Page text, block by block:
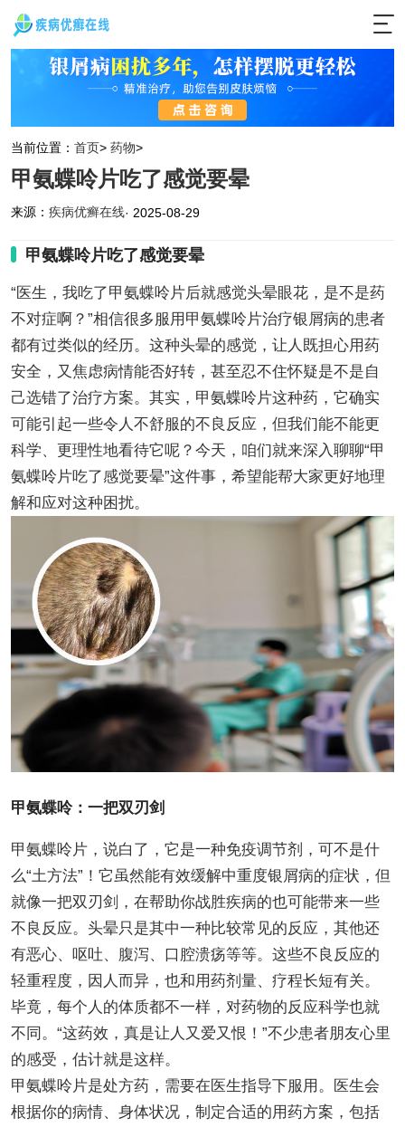
当前位置： 首页> 药物>
甲氨蝶呤片吃了感觉要晕
来源： 疾病优癣在线· 2025-08-29
甲氨蝶呤片吃了感觉要晕
“医生，我吃了甲氨蝶呤片后就感觉头晕眼花，是不是药
不对症啊？”相信很多服用甲氨蝶呤片治疗银屑病的患者
都有过类似的经历。这种头晕的感觉，让人既担心用药
安全，又焦虑病情能否好转，甚至忍不住怀疑是不是自
己选错了治疗方案。其实，甲氨蝶呤片这种药，它确实
可能引起一些令人不舒服的不良反应，但我们能不能更
科学、更理性地看待它呢？今天，咱们就来深入聊聊“甲
氨蝶呤片吃了感觉要晕”这件事，希望能帮大家更好地理
解和应对这种困扰。
甲氨蝶呤：一把双刃剑
甲氨蝶呤片，说白了，它是一种免疫调节剂，可不是什
么“土方法”！它虽然能有效缓解中重度银屑病的症状，但
就像一把双刃剑，在帮助你战胜疾病的也可能带来一些
不良反应。头晕只是其中一种比较常见的反应，其他还
有恶心、呕吐、腹泻、口腔溃疡等等。这些不良反应的
轻重程度，因人而异，也和用药剂量、疗程长短有关。
毕竟，每个人的体质都不一样，对药物的反应科学也就
不同。“这药效，真是让人又爱又恨！”不少患者朋友心里
的感受，估计就是这样。
甲氨蝶呤片是处方药，需要在医生指导下服用。医生会
根据你的病情、身体状况，制定合适的用药方案，包括